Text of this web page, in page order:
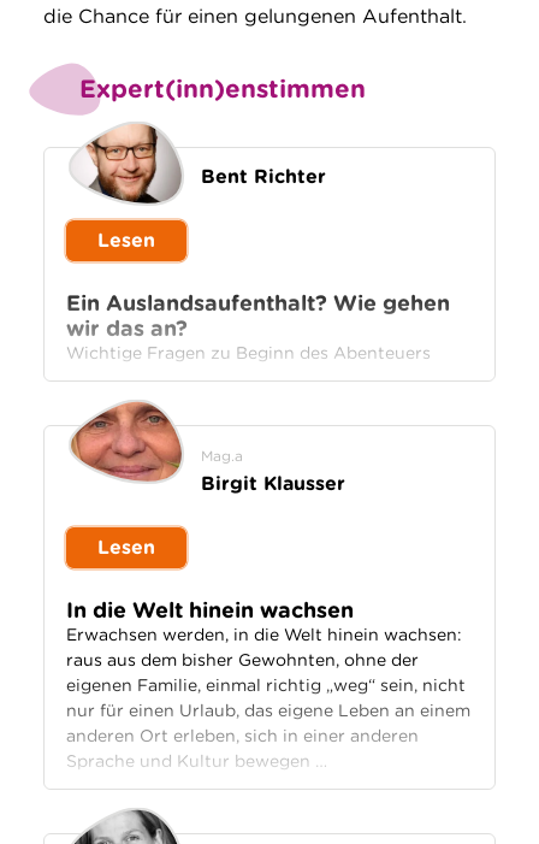
die Chance für einen gelungenen Aufenthalt.
Expert(inn)enstimmen
Bent Richter
Lesen
Ein Auslandsaufenthalt? Wie gehen
wir das an?
Wichtige Fragen zu Beginn des Abenteuers
Mag.a
Birgit Klausser
Lesen
In die Welt hinein wachsen
Erwachsen werden, in die Welt hinein wachsen:
raus aus dem bisher Gewohnten, ohne der
eigenen Familie, einmal richtig „weg“ sein, nicht
nur für einen Urlaub, das eigene Leben an einem
anderen Ort erleben, sich in einer anderen
Sprache und Kultur bewegen …